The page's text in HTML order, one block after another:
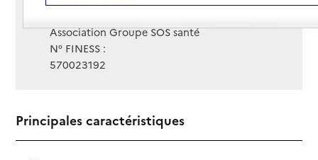
Association Groupe SOS santé
N° FINESS :
570023192
Principales caractéristiques